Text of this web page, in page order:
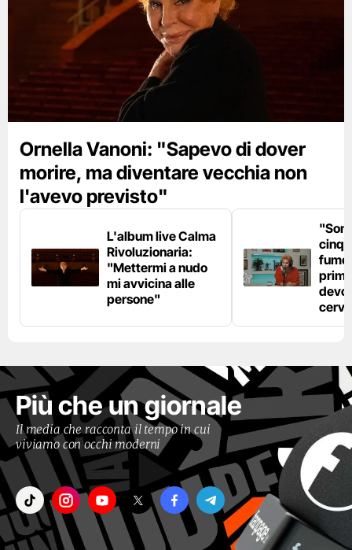
Ornella Vanoni: "Sapevo di dover
morire, ma diventare vecchia non
l'avevo previsto"
L'album live Calma
Rivoluzionaria:
"Mettermi a nudo
mi avvicina alle
persone"
fumo
devo
Più che un giornale
Il media che racconta il tempo in cui
viviamo con occhi moderni